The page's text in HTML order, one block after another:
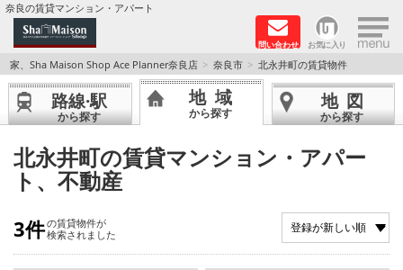
奈良の賃貸マンション・アパート
問い合わせ お気に入り ×
TOPページ
Foreigners welcome！
店長のおすすめ物件
おすすめ Sha Maison 特集
積水ハウス Sha Maison 特集 (奈良北部、木津川
市)
家、Sha Maison Shop Ace Planner奈良店 奈良市 北永井町の賃貸物件
路線·駅
から探す
地域
から探す
地図
から探す
北永井町の賃貸マンション・アパー
ト、不動産
3件の賃貸物件が
検索されました